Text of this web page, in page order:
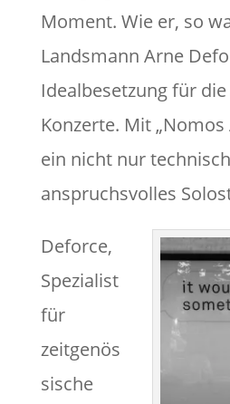
Moment. Wie er, so
Landsmann Arne
Idealbesetzung für
Konzerte. Mit
ein nicht nur
anspruchsvolles
Deforce,
Spezialist
für
zeitgenös
sische